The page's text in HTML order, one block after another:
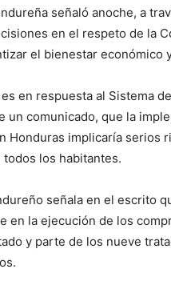
señaló anoche, a
en el respeto de la
el bienestar económico
en respuesta al Sistema
comunicado, que la
Honduras implicaría
los habitantes.
señala en el escrito
en la ejecución de los
y parte de los nueve